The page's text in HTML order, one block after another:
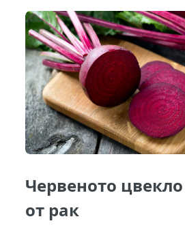
Червеното
от рак